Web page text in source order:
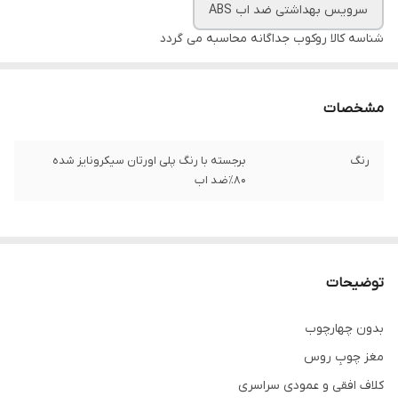
سرویس بهداشتی ضد اب ABS
شناسه کالا روکوب جداگانه محاسبه می گردد
مشخصات
رنگ
برجسته با رنگ پلی اورتان سیکرونایز شده
۸۰٪ضد اب
توضیحات
بدون چهارچوب
مغز چوبِ روس
کلاف افقی و عمودی سراسری